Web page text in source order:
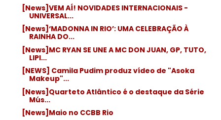
[News]VEM AÍ! NOVIDADES INTERNACIONAIS -
UNIVERSAL...
[News]‘MADONNA IN RIO’: UMA CELEBRAÇÃO À
RAINHA DO...
[News]MC RYAN SE UNE A MC DON JUAN, GP, TUTO,
LIPI...
[NEWS] Camila Pudim produz vídeo de "Asoka
Makeup"...
[News]Quarteto Atlântico é o destaque da Série
Mús...
[News]Maio no CCBB Rio